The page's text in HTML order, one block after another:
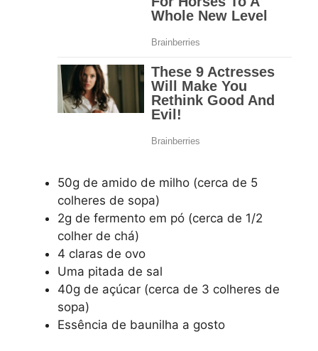
50g de amido de milho (cerca de 5
colheres de sopa)
2g de fermento em pó (cerca de 1/2
colher de chá)
4 claras de ovo
Uma pitada de sal
40g de açúcar (cerca de 3 colheres de
sopa)
Essência de baunilha a gosto